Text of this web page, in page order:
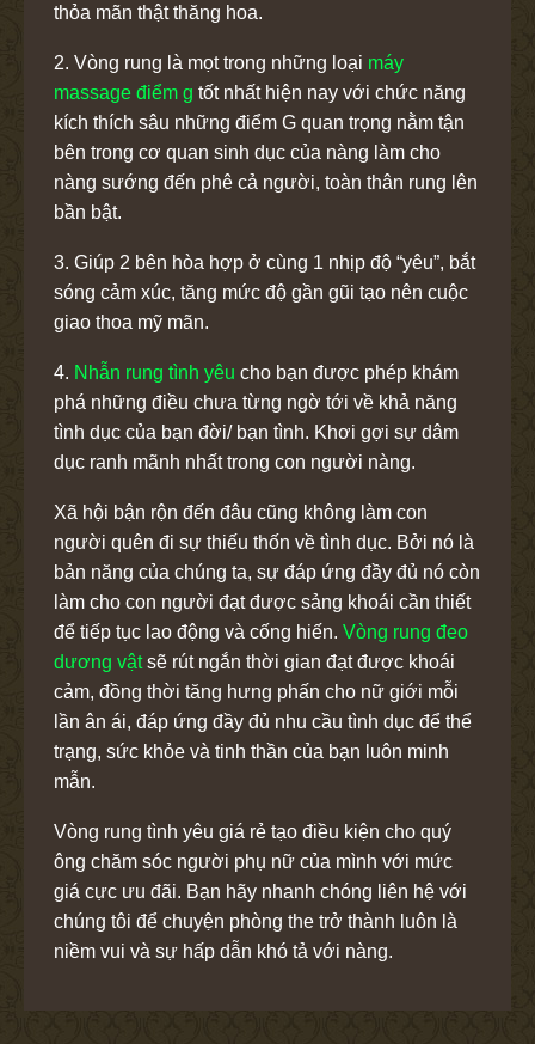
thỏa mãn thật thăng hoa.
2. Vòng rung là mọt trong những loại máy
massage điểm g tốt nhất hiện nay với chức năng
kích thích sâu những điểm G quan trọng nằm tận
bên trong cơ quan sinh dục của nàng làm cho
nàng sướng đến phê cả người, toàn thân rung lên
bần bật.
3. Giúp 2 bên hòa hợp ở cùng 1 nhịp độ “yêu”, bắt
sóng cảm xúc, tăng mức độ gần gũi tạo nên cuộc
giao thoa mỹ mãn.
4. Nhẫn rung tình yêu cho bạn được phép khám
phá những điều chưa từng ngờ tới về khả năng
tình dục của bạn đời/ bạn tình. Khơi gợi sự dâm
dục ranh mãnh nhất trong con người nàng.
Xã hội bận rộn đến đâu cũng không làm con
người quên đi sự thiếu thốn về tình dục. Bởi nó là
bản năng của chúng ta, sự đáp ứng đầy đủ nó còn
làm cho con người đạt được sảng khoái cần thiết
để tiếp tục lao động và cống hiến. Vòng rung đeo
dương vậtsẽ rút ngắn thời gian đạt được khoái
cảm, đồng thời tăng hưng phấn cho nữ giới mỗi
lần ân ái, đáp ứng đầy đủ nhu cầu tình dục để thể
trạng, sức khỏe và tinh thần của bạn luôn minh
mẫn.
Vòng rung tình yêu giá rẻ tạo điều kiện cho quý
ông chăm sóc người phụ nữ của mình với mức
giá cực ưu đãi. Bạn hãy nhanh chóng liên hệ với
chúng tôi để chuyện phòng the trở thành luôn là
niềm vui và sự hấp dẫn khó tả với nàng.